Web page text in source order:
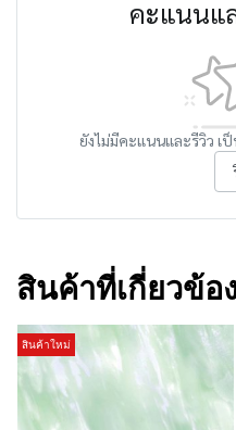
คะแนนแ
ยังไม่มีคะแนนและรีวิว เ
สินค้าที่เกี่ยวข้อ
สินค้าใหม่